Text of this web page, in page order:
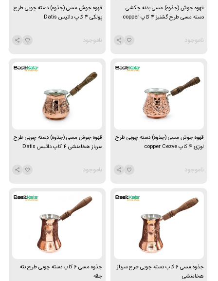
قهوه جوش (جذوه) مسی بدنه چکشی
دسته مسی طرح گشنیز 4 کاپ copper
ناموجود
قهوه جوش مسی (جذوه) دسته چوبی طرح
پولکی 4 کاپ داتیس Datis
ناموجود
قهوه جوش مسی (جذوه) دسته چوبی طرح
لوزی 4 کاپ copper Cezve
ناموجود
قهوه جوش مسی (جذوه) دسته چوبی طرح
سرباز هخامنشی 4 کاپ داتیس Datis
ناموجود
جذوه مسی 6 کاپ دسته چوبی طرح سرباز
هخامنشی
جذوه مسی 6 کاپ دسته چوبی طرح بته
جقه